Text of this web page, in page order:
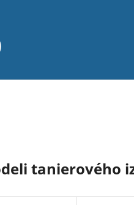
tanierového